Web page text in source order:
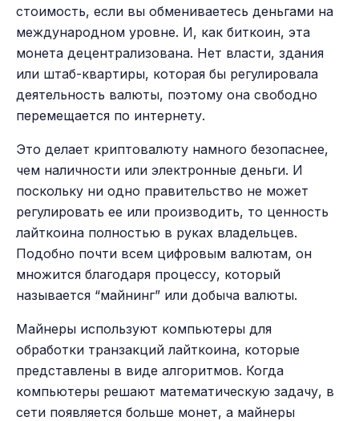
стоимость, если вы обмениваетесь деньгами на
международном уровне. И, как биткоин, эта
монета децентрализована. Нет власти, здания
или штаб-квартиры, которая бы регулировала
деятельность валюты, поэтому она свободно
перемещается по интернету.
Это делает криптовалюту намного безопаснее,
чем наличности или электронные деньги. И
поскольку ни одно правительство не может
регулировать ее или производить, то ценность
лайткоина полностью в руках владельцев.
Подобно почти всем цифровым валютам, он
множится благодаря процессу, который
называется “майнинг” или добыча валюты.
Майнеры используют компьютеры для
обработки транзакций лайткоина, которые
представлены в виде алгоритмов. Когда
компьютеры решают математическую задачу, в
сети появляется больше монет, а майнеры